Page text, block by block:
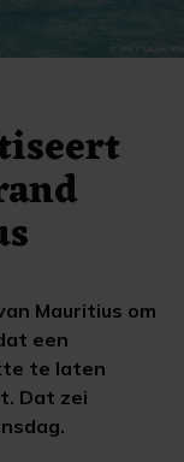
Mauritius om
een
te laten
Dat zei